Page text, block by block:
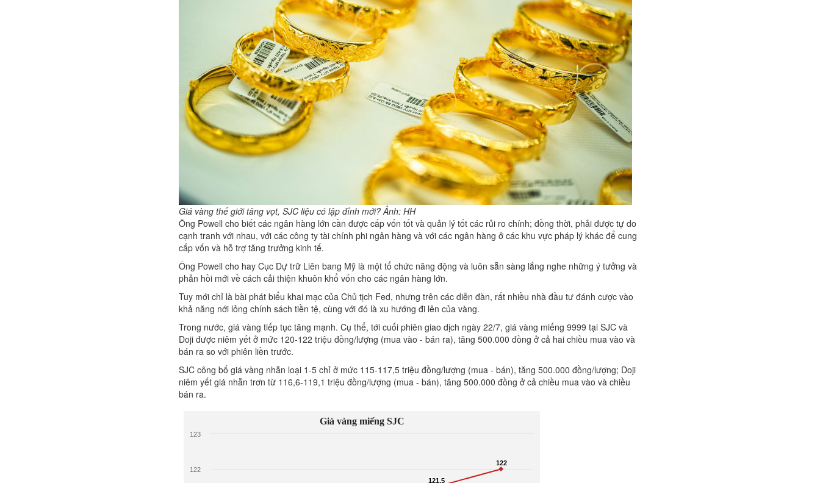
Giá vàng thế giới tăng vọt, SJC liệu có lập đỉnh mới? Ảnh: HH
Ông Powell cho biết các ngân hàng lớn cần được cấp vốn tốt và quản lý tốt các rủi ro chính; đồng thời, phải được tự do
cạnh tranh với nhau, với các công ty tài chính phi ngân hàng và với các ngân hàng ở các khu vực pháp lý khác để cung
cấp vốn và hỗ trợ tăng trưởng kinh tế.
Ông Powell cho hay Cục Dự trữ Liên bang Mỹ là một tổ chức năng động và luôn sẵn sàng lắng nghe những ý tưởng và
phản hồi mới về cách cải thiện khuôn khổ vốn cho các ngân hàng lớn.
Tuy mới chỉ là bài phát biểu khai mạc của Chủ tịch Fed, nhưng trên các diễn đàn, rất nhiều nhà đầu tư đánh cược vào
khả năng nới lỏng chính sách tiền tệ, cùng với đó là xu hướng đi lên của vàng.
Trong nước, giá vàng tiếp tục tăng mạnh. Cụ thể, tới cuối phiên giao dịch ngày 22/7, giá vàng miếng 9999 tại SJC và
Doji được niêm yết ở mức 120-122 triệu đồng/lượng (mua vào - bán ra), tăng 500.000 đồng ở cả hai chiều mua vào và
bán ra so với phiên liền trước.
SJC công bố giá vàng nhẫn loại 1-5 chỉ ở mức 115-117,5 triệu đồng/lượng (mua - bán), tăng 500.000 đồng/lượng; Doji
niêm yết giá nhẫn trơn từ 116,6-119,1 triệu đồng/lượng (mua - bán), tăng 500.000 đồng ở cả chiều mua vào và chiều
bán ra.